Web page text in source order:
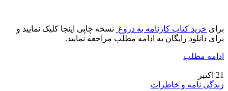
برای خرید کتاب کارنامه به دروغ نسخه چاپی اینجا کلیک نمایید و
برای دانلود رایگان به ادامه مطلب مراجعه نمایید.
ادامه مطلب
21 اکتبر
زندگی نامه و خاطرات